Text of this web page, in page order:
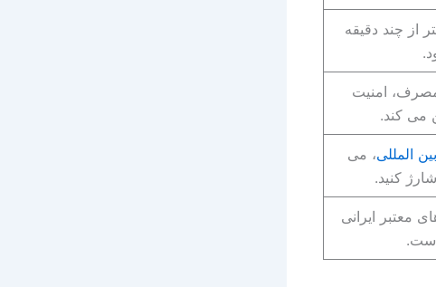
از چند دقیقه
مصرف، امنیت
می کند.
المللی، می
کنید.
معتبر ایرانی